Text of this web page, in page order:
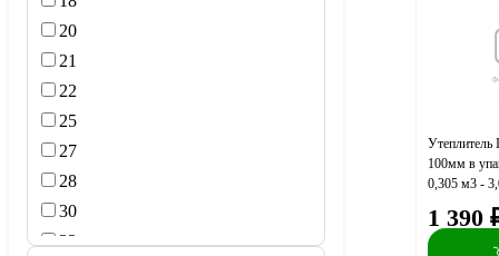
20
21
22
25
27
28
30
32
100мм в
0,305 м3 -
1 390